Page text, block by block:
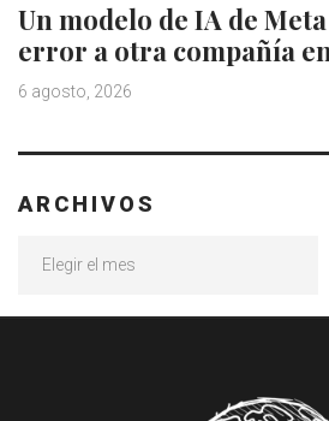
Un modelo de IA de
error a otra compañía
6 agosto, 2026
ARCHIVOS